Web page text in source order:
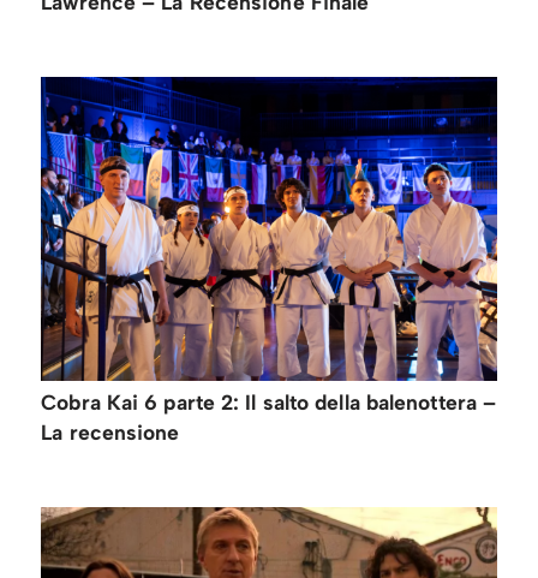
Cobra Kai 6 parte 2: Il salto della balenottera –
La recensione